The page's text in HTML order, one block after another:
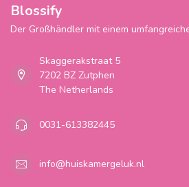
Blossify
Der Großhändler mit einem
Skaggerakstraat 5
7202 BZ Zutphen
The Netherlands
0031-613382445
info@huiskamergeluk.nl